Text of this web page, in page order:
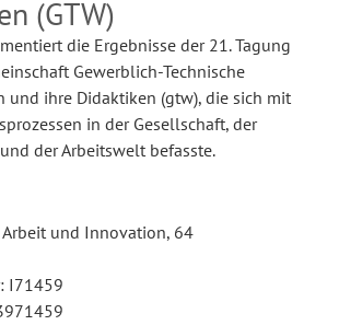
(GTW)
die Ergebnisse der 21. Tagung
Gewerblich-Technische
und ihre Didaktiken (gtw), die sich mit
in der Gesellschaft, der
der Arbeitswelt befasste.
und Innovation, 64
I71459